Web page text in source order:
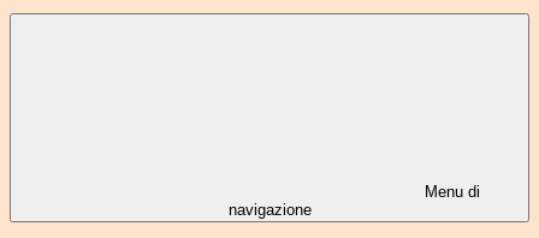
Menu di
navigazione